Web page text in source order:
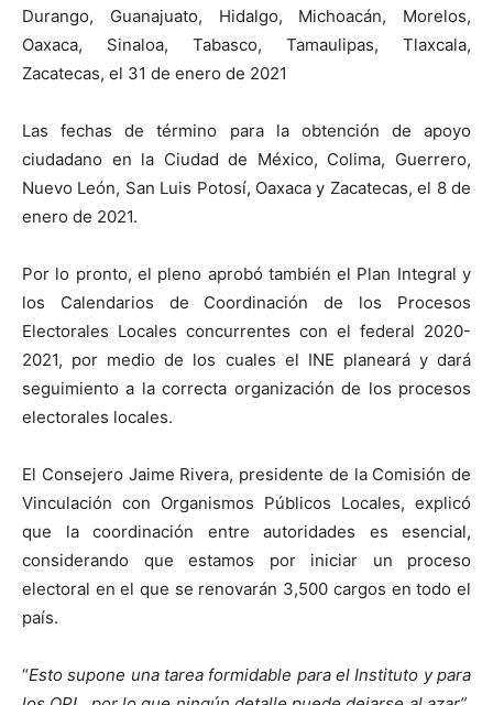
Durango, Guanajuato, Hidalgo, Michoacán, Morelos,
Oaxaca, Sinaloa, Tabasco, Tamaulipas, Tlaxcala,
Zacatecas, el 31 de enero de 2021
Las fechas de término para la obtención de apoyo
ciudadano en la Ciudad de México, Colima, Guerrero,
Nuevo León, San Luis Potosí, Oaxaca y Zacatecas, el 8 de
enero de 2021.
Por lo pronto, el pleno aprobó también el Plan Integral y
los Calendarios de Coordinación de los Procesos
Electorales Locales concurrentes con el federal 2020-
2021, por medio de los cuales el INE planeará y dará
seguimiento a la correcta organización de los procesos
electorales locales.
El Consejero Jaime Rivera, presidente de la Comisión de
Vinculación con Organismos Públicos Locales, explicó
que la coordinación entre autoridades es esencial,
considerando que estamos por iniciar un proceso
electoral en el que se renovarán 3,500 cargos en todo el
país.
“Esto supone una tarea formidable para el Instituto y para